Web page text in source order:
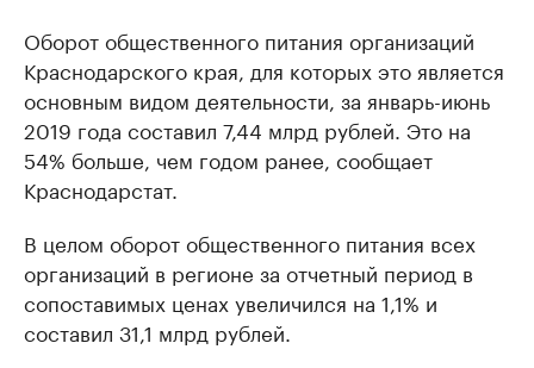
Оборот общественного питания организаций
Краснодарского края, для которых это является
основным видом деятельности, за январь-июнь
2019 года составил 7,44 млрд рублей. Это на
54% больше, чем годом ранее, сообщает
Краснодарстат.
В целом оборот общественного питания всех
организаций в регионе за отчетный период в
сопоставимых ценах увеличился на 1,1% и
составил 31,1 млрд рублей.